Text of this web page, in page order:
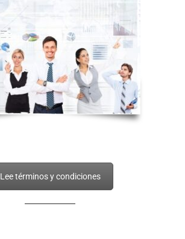
Lee términos y condiciones